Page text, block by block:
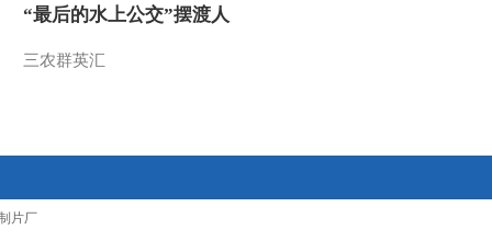
“最后的水上公交”摆渡人
三农群英汇
片厂